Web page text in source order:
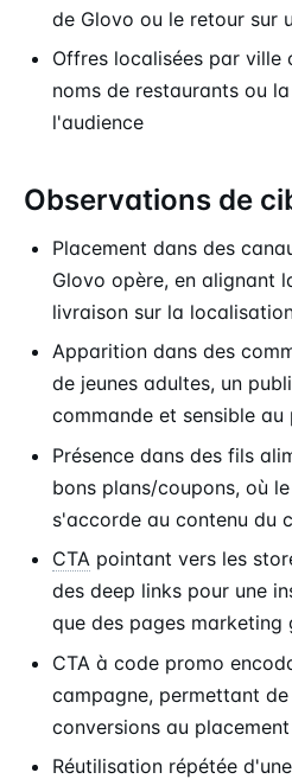
de Glovo ou le retour sur
Offres localisées par ville
noms de restaurants ou
l'audience
Observations de
Placement dans des
Glovo opère, en alignant
livraison sur la
Apparition dans des
de jeunes adultes, un
commande et sensible au
Présence dans des fils
bons plans/coupons, où
s'accorde au contenu du
CTA pointant vers les
des deep links pour une
que des pages marketing
CTA à code promo
campagne, permettant
conversions au
Réutilisation répétée